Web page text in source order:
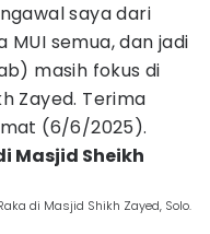
saya dari
MUI semua, dan jadi
masih fokus di
Zayed. Terima
(6/6/2025).
Masjid Sheikh
di Masjid Shikh Zayed, Solo.